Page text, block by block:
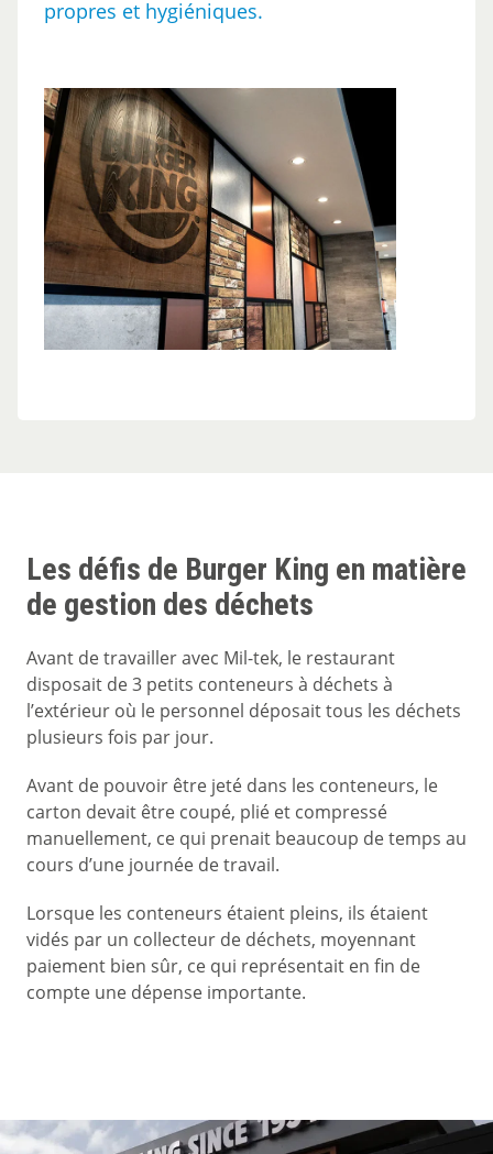
propres et hygiéniques.
Les défis de Burger King en matière
de gestion des déchets
Avant de travailler avec Mil-tek, le restaurant
disposait de 3 petits conteneurs à déchets à
l’extérieur où le personnel déposait tous les déchets
plusieurs fois par jour.
Avant de pouvoir être jeté dans les conteneurs, le
carton devait être coupé, plié et compressé
manuellement, ce qui prenait beaucoup de temps au
cours d’une journée de travail.
Lorsque les conteneurs étaient pleins, ils étaient
vidés par un collecteur de déchets, moyennant
paiement bien sûr, ce qui représentait en fin de
compte une dépense importante.